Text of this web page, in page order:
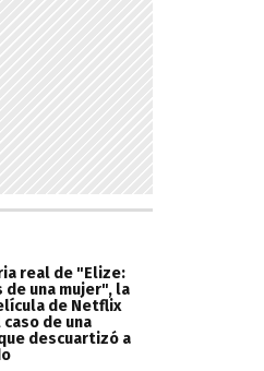
real de "Elize:
de una mujer", la
de Netflix
de una
descuartizó a